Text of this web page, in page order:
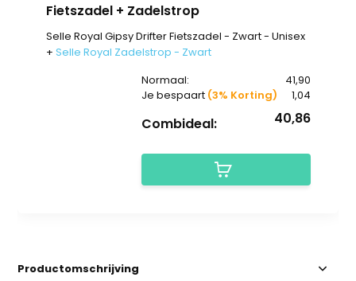
Fietszadel + Zadelstrop
Selle Royal Gipsy Drifter Fietszadel - Zwart - Unisex
+ Selle Royal Zadelstrop - Zwart
Normaal:
41,90
Je bespaart (3% Korting) 1,04
Combideal: 40,86
Productomschrijving